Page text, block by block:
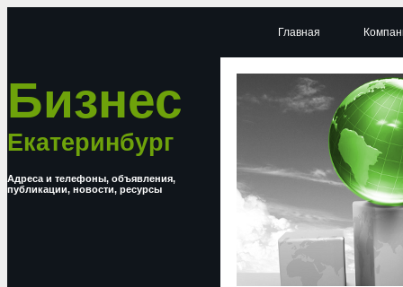
Бизнес
Екатеринбург
Адреса и телефоны, объявления,
публикации, новости, ресурсы
Главная